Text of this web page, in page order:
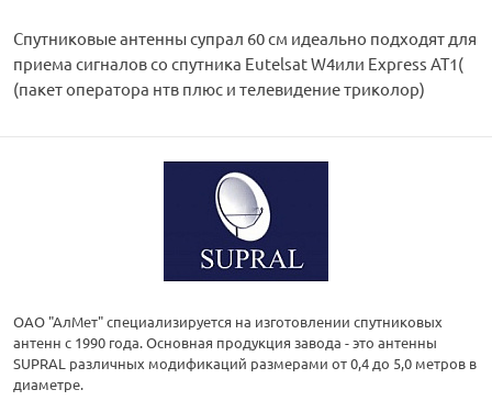
Спутниковые антенны супрал 60 см идеально подходят для
приема сигналов со спутника Eutelsat W4или Express AT1(
(пакет оператора нтв плюс и телевидение триколор)
ОАО "АлМет" специализируется на изготовлении спутниковых
антенн с 1990 года. Основная продукция завода - это антенны
SUPRAL различных модификаций размерами от 0,4 до 5,0 метров в
диаметре.